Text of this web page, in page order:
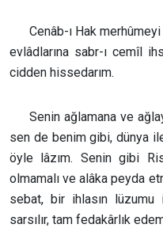
Cenâb-ı Hak
evlâdlarına sabr-ı cemîl
cidden hissedarım.
Senin ağlamana ve
sen de benim gibi, dünya
öyle lâzım. Senin gibi
olmamalı ve alâka peyda
sebat, bir ihlasın lüzumu
sarsılır, tam fedakârlık